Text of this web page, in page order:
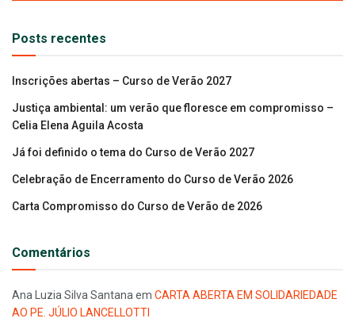
Posts recentes
Inscrições abertas – Curso de Verão 2027
Justiça ambiental: um verão que floresce em compromisso –
Celia Elena Aguila Acosta
Já foi definido o tema do Curso de Verão 2027
Celebração de Encerramento do Curso de Verão 2026
Carta Compromisso do Curso de Verão de 2026
Comentários
Ana Luzia Silva Santanaem CARTA ABERTA EM SOLIDARIEDADE
AO PE. JÚLIO LANCELLOTTI